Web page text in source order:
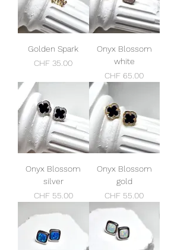
Golden Spark
Preis
CHF 35.00
Onyx Blossom
white
Preis
CHF 65.00
Onyx Blossom
silver
Preis
CHF 55.00
Onyx Blossom
gold
Preis
CHF 55.00